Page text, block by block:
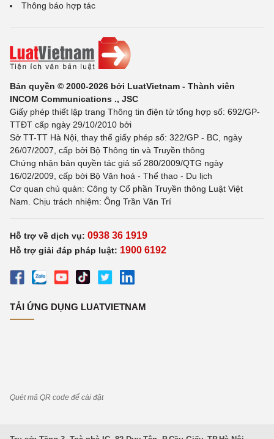
Thông báo hợp tác
Bản quyền © 2000-2026 bởi LuatVietnam - Thành viên
INCOM Communications ., JSC
Giấy phép thiết lập trang Thông tin điện tử tổng hợp số: 692/GP-
TTĐT cấp ngày 29/10/2010 bởi
Sở TT-TT Hà Nội, thay thế giấy phép số: 322/GP - BC, ngày
26/07/2007, cấp bởi Bộ Thông tin và Truyền thông
Chứng nhận bản quyền tác giả số 280/2009/QTG ngày
16/02/2009, cấp bởi Bộ Văn hoá - Thể thao - Du lịch
Cơ quan chủ quản: Công ty Cổ phần Truyền thông Luật Việt
Nam. Chịu trách nhiệm: Ông Trần Văn Trí
Hỗ trợ về dịch vụ: 0938 36 1919
Hỗ trợ giải đáp pháp luật: 1900 6192
TẢI ỨNG DỤNG LUATVIETNAM
Quét mã QR code để cài đặt